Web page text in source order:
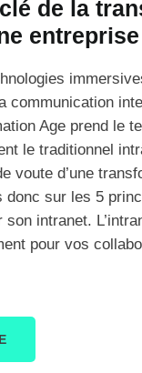
de la
entreprise
communication
Age prend le
le traditionnel
voute d’une
donc sur les 5
intranet.
pour vos